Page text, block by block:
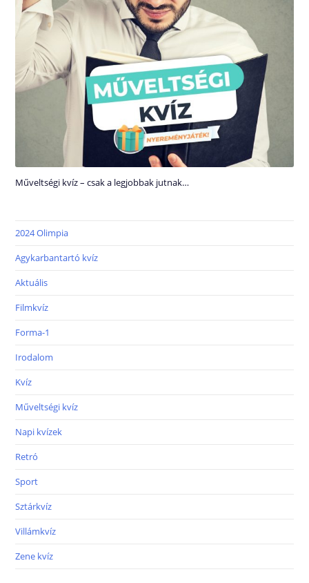
Műveltségi kvíz – csak a legjobbak jutnak…
2024 Olimpia
Agykarbantartó kvíz
Aktuális
Filmkvíz
Forma-1
Irodalom
Kvíz
Műveltségi kvíz
Napi kvízek
Retró
Sport
Sztárkvíz
Villámkvíz
Zene kvíz